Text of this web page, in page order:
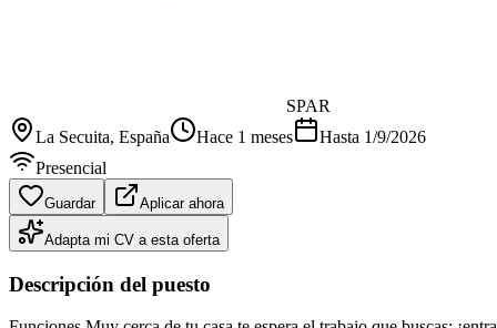
SPAR
La Secuita, España Hace 1 meses Hasta 1/9/2026
Presencial
Guardar Aplicar ahora
Adapta mi CV a esta oferta
Descripción del puesto